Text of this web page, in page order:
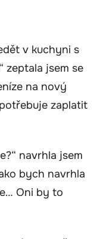
v kuchyni s
zeptala jsem se
na nový
zaplatit
navrhla jsem
bych navrhla
Oni by to